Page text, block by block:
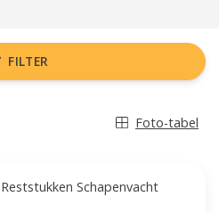
FILTER
Foto-tabel
Reststukken Schapenvacht